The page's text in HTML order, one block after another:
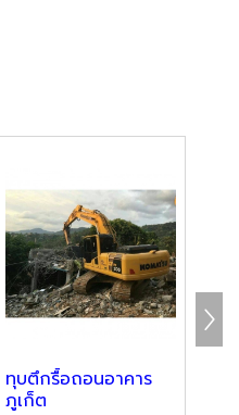
ทุบตึกรื้อถอนอาคาร
ภูเก็ต